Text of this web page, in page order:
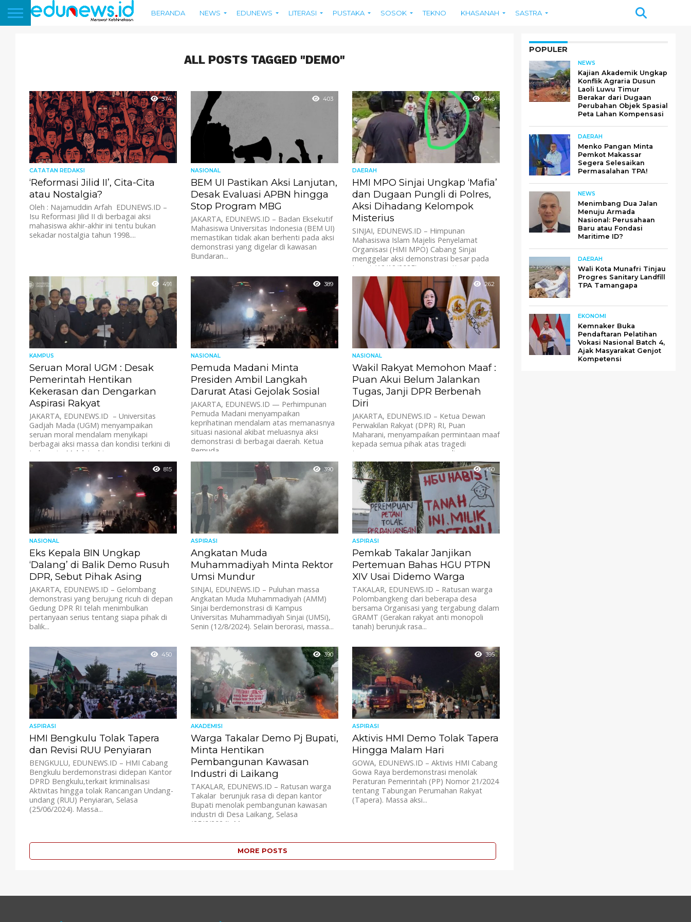
BERANDA NEWS EDUNEWS LITERASI PUSTAKA SOSOK TEKNO KHASANAH SASTRA
ALL POSTS TAGGED "DEMO"
374
CATATAN REDAKSI
‘Reformasi Jilid II’, Cita-Cita
atau Nostalgia?
Oleh : Najamuddin Arfah EDUNEWS.ID –
Isu Reformasi Jilid II di berbagai aksi
mahasiswa akhir-akhir ini tentu bukan
sekadar nostalgia tahun 1998....
403
NASIONAL
BEM UI Pastikan Aksi Lanjutan,
Desak Evaluasi APBN hingga
Stop Program MBG
JAKARTA, EDUNEWS.ID – Badan Eksekutif
Mahasiswa Universitas Indonesia (BEM UI)
memastikan tidak akan berhenti pada aksi
demonstrasi yang digelar di kawasan
Bundaran...
446
DAERAH
HMI MPO Sinjai Ungkap ‘Mafia’
dan Dugaan Pungli di Polres,
Aksi Dihadang Kelompok
Misterius
SINJAI, EDUNEWS.ID – Himpunan
Mahasiswa Islam Majelis Penyelamat
Organisasi (HMI MPO) Cabang Sinjai
menggelar aksi demonstrasi besar pada
Jumat (12/12/2025), menyoroti empat...
491
KAMPUS
Seruan Moral UGM : Desak
Pemerintah Hentikan
Kekerasan dan Dengarkan
Aspirasi Rakyat
JAKARTA, EDUNEWS.ID – Universitas
Gadjah Mada (UGM) menyampaikan
seruan moral mendalam menyikapi
berbagai aksi massa dan kondisi terkini di
Indonesia. Melalui rektornya,...
389
NASIONAL
Pemuda Madani Minta
Presiden Ambil Langkah
Darurat Atasi Gejolak Sosial
JAKARTA, EDUNEWS.ID — Perhimpunan
Pemuda Madani menyampaikan
keprihatinan mendalam atas memanasnya
situasi nasional akibat meluasnya aksi
demonstrasi di berbagai daerah. Ketua
Pemuda...
262
NASIONAL
Wakil Rakyat Memohon Maaf :
Puan Akui Belum Jalankan
Tugas, Janji DPR Berbenah
Diri
JAKARTA, EDUNEWS.ID – Ketua Dewan
Perwakilan Rakyat (DPR) RI, Puan
Maharani, menyampaikan permintaan maaf
kepada semua pihak atas tragedi
tewasnya seorang pengemudi...
815
NASIONAL
Eks Kepala BIN Ungkap
‘Dalang’ di Balik Demo Rusuh
DPR, Sebut Pihak Asing
JAKARTA, EDUNEWS.ID – Gelombang
demonstrasi yang berujung ricuh di depan
Gedung DPR RI telah menimbulkan
pertanyaan serius tentang siapa pihak di
balik...
390
ASPIRASI
Angkatan Muda
Muhammadiyah Minta Rektor
Umsi Mundur
SINJAI, EDUNEWS.ID – Puluhan massa
Angkatan Muda Muhammadiyah (AMM)
Sinjai berdemonstrasi di Kampus
Universitas Muhammadiyah Sinjai (UMSi),
Senin (12/8/2024). Selain berorasi, massa...
450
ASPIRASI
Pemkab Takalar Janjikan
Pertemuan Bahas HGU PTPN
XIV Usai Didemo Warga
TAKALAR, EDUNEWS.ID – Ratusan warga
Polombangkeng dari beberapa desa
bersama Organisasi yang tergabung dalam
GRAMT (Gerakan rakyat anti monopoli
tanah) berunjuk rasa...
450
ASPIRASI
HMI Bengkulu Tolak Tapera
dan Revisi RUU Penyiaran
BENGKULU, EDUNEWS.ID – HMI Cabang
Bengkulu berdemonstrasi didepan Kantor
DPRD Bengkulu,terkait kriminalisasi
Aktivitas hingga tolak Rancangan Undang-
undang (RUU) Penyiaran, Selasa
(25/06/2024). Massa...
390
AKADEMISI
Warga Takalar Demo Pj Bupati,
Minta Hentikan
Pembangunan Kawasan
Industri di Laikang
TAKALAR, EDUNEWS.ID – Ratusan warga
Takalar berunjuk rasa di depan kantor
Bupati menolak pembangunan kawasan
industri di Desa Laikang, Selasa
(25/6/2024). Massa...
395
ASPIRASI
Aktivis HMI Demo Tolak Tapera
Hingga Malam Hari
GOWA, EDUNEWS.ID – Aktivis HMI Cabang
Gowa Raya berdemonstrasi menolak
Peraturan Pemerintah (PP) Nomor 21/2024
tentang Tabungan Perumahan Rakyat
(Tapera). Massa aksi...
MORE POSTS
POPULER
NEWS
Kajian Akademik Ungkap
Konflik Agraria Dusun
Laoli Luwu Timur
Berakar dari Dugaan
Perubahan Objek Spasial
Peta Lahan Kompensasi
DAERAH
Menko Pangan Minta
Pemkot Makassar
Segera Selesaikan
Permasalahan TPA!
NEWS
Menimbang Dua Jalan
Menuju Armada
Nasional: Perusahaan
Baru atau Fondasi
Maritime ID?
DAERAH
Wali Kota Munafri Tinjau
Progres Sanitary Landfill
TPA Tamangapa
EKONOMI
Kemnaker Buka
Pendaftaran Pelatihan
Vokasi Nasional Batch 4,
Ajak Masyarakat Genjot
Kompetensi